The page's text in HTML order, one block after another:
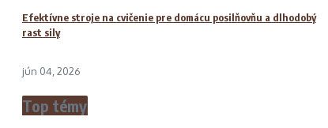
Efektívne stroje na cvičenie pre domácu posilňovňu a dlhodobý
rast sily
jún 04, 2026
Top témy